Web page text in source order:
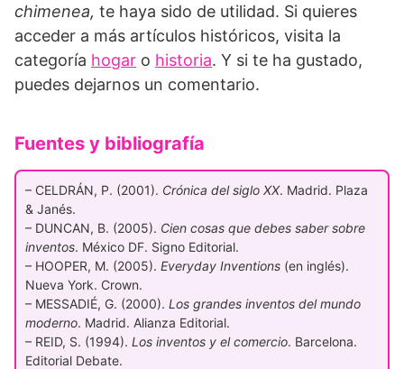
chimenea, te haya sido de utilidad. Si quieres
acceder a más artículos históricos, visita la
categoría hogar o historia. Y si te ha gustado,
puedes dejarnos un comentario.
Fuentes y bibliografía
– CELDRÁN, P. (2001). Crónica del siglo XX. Madrid. Plaza
& Janés.
– DUNCAN, B. (2005). Cien cosas que debes saber sobre
inventos. México DF. Signo Editorial.
– HOOPER, M. (2005). Everyday Inventions (en inglés).
Nueva York. Crown.
– MESSADIÉ, G. (2000). Los grandes inventos del mundo
moderno. Madrid. Alianza Editorial.
– REID, S. (1994). Los inventos y el comercio. Barcelona.
Editorial Debate.